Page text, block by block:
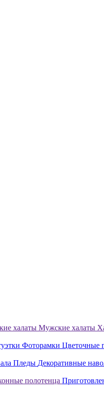
халаты Мужские халаты
Фоторамки Цветочные
Пледы Декоративные
полотенца